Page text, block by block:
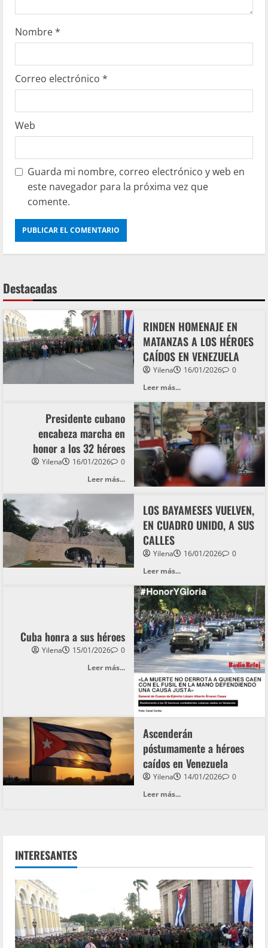
Nombre*
Correo electrónico *
Web
Guarda mi nombre, correo electrónico y web en
este navegador para la próxima vez que
comente.
Destacadas
RINDEN HOMENAJE EN
MATANZAS A LOS HÉROES
CAÍDOS EN VENEZUELA
Yilena 16/01/2026
0
Leer más...
Presidente cubano
encabeza marcha en
honor a los 32 héroes
Yilena 16/01/2026
0
Leer más...
LOS BAYAMESES VUELVEN,
EN CUADRO UNIDO, A SUS
CALLES
Yilena 16/01/2026
0
Leer más...
Cuba honra a sus héroes
Yilena 15/01/2026
0
Leer más...
Ascenderán
póstumamente a héroes
caídos en Venezuela
Yilena 14/01/2026
0
Leer más...
INTERESANTES